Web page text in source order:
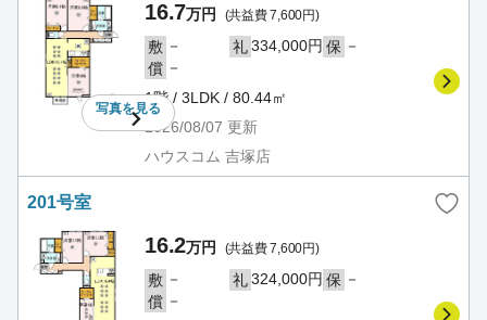
写真を見る
16.7万円 (共益費 7,600円)
敷 － 礼334,000円 保 －
償 －
1階 / 3LDK / 80.44㎡
2026/08/07 更新
ハウスコム 吉塚店
201号室
16.2万円 (共益費 7,600円)
敷 － 礼324,000円 保 －
償 －